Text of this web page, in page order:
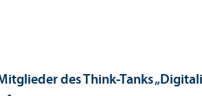
des Think-Tanks